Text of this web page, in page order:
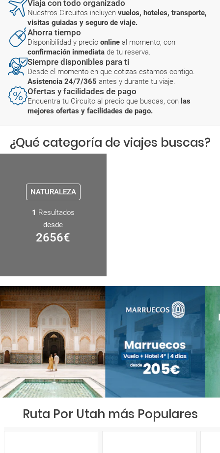
Viaja con todo organizado
Nuestros Circuitos incluyen vuelos, hoteles, transporte,
visitas guiadas y seguro de viaje.
Ahorra tiempo
Disponibilidad y precio online al momento, con
confirmación inmediata de tu reserva.
Siempre disponibles para ti
Desde el momento en que cotizas estamos contigo.
Asistencia 24/7/365 antes y durante tu viaje.
Ofertas y facilidades de pago
Encuentra tu Circuito al precio que buscas, con las
mejores ofertas y facilidades de pago.
¿Qué categoría de viajes buscas?
NATURALEZA
1 Resultados
desde
2656€
Ruta Por Utah más Populares